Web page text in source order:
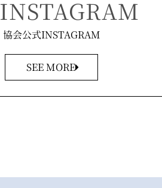
INSTAGRAM
協会公式INSTAGRAM
SEE MORE